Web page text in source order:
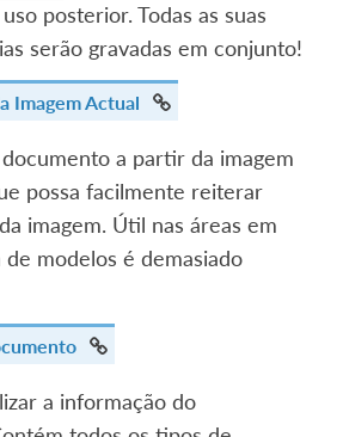
posterior. Todas as suas
serão gravadas em conjunto!
Imagem Actual
a partir da imagem
possa facilmente reiterar
imagem. Útil nas áreas em
de modelos é demasiado
a informação do